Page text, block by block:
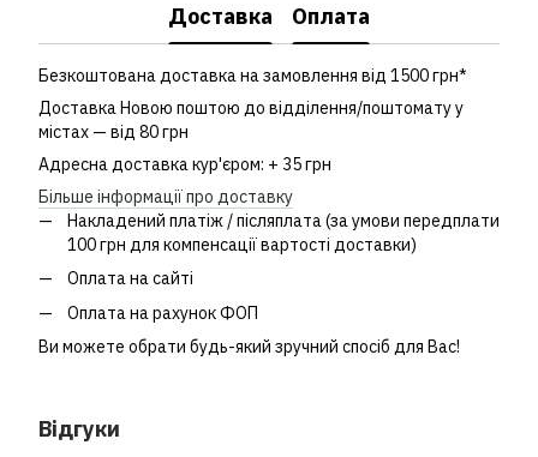
Доставка Оплата
Безкоштована доставка на замовлення від 1500 грн*
Доставка Новою поштою до відділення/поштомату у
містах — від 80 грн
Адресна доставка кур'єром: + 35 грн
Більше інформації про доставку
Накладений платіж / післяплата (за умови передплати
100 грн для компенсації вартості доставки)
Оплата на сайті
Оплата на рахунок ФОП
Ви можете обрати будь-який зручний спосіб для Вас!
Відгуки